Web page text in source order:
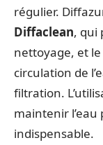
régulier.
Diffaclean, qui
nettoyage, et le
circulation de
filtration.
maintenir
indispensable.